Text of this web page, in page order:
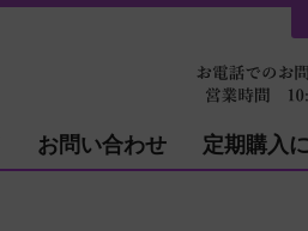
お問い合わせ 定期購入